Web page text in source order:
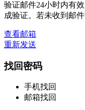
验证邮件24小时内有
成验证。若未收到邮
查看邮箱
重新发送
找回密码
手机找回
邮箱找回